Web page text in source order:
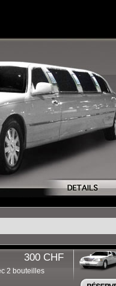
2 bouteilles
300 CHF